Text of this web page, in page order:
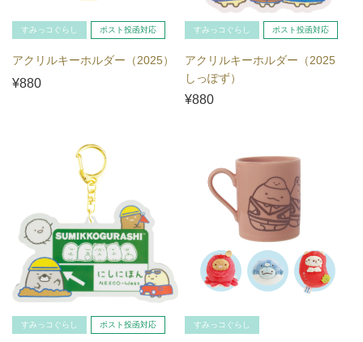
すみっコぐらし ポスト投函対応
アクリルキーホルダー（2025）
¥880
すみっコぐらし ポスト投函対応
アクリルキーホルダー（2025
しっぽず）
¥880
すみっコぐらし ポスト投函対応 すみっコぐらし